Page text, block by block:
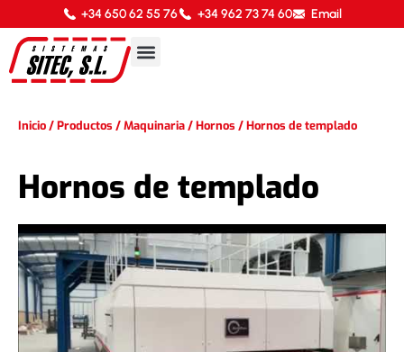
+34 650 62 55 76 +34 962 73 74 60 Email
Inicio/Productos /Maquinaria/Hornos /Hornos de templado
Hornos de templado